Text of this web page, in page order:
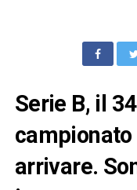
Serie B, il
arrivare.